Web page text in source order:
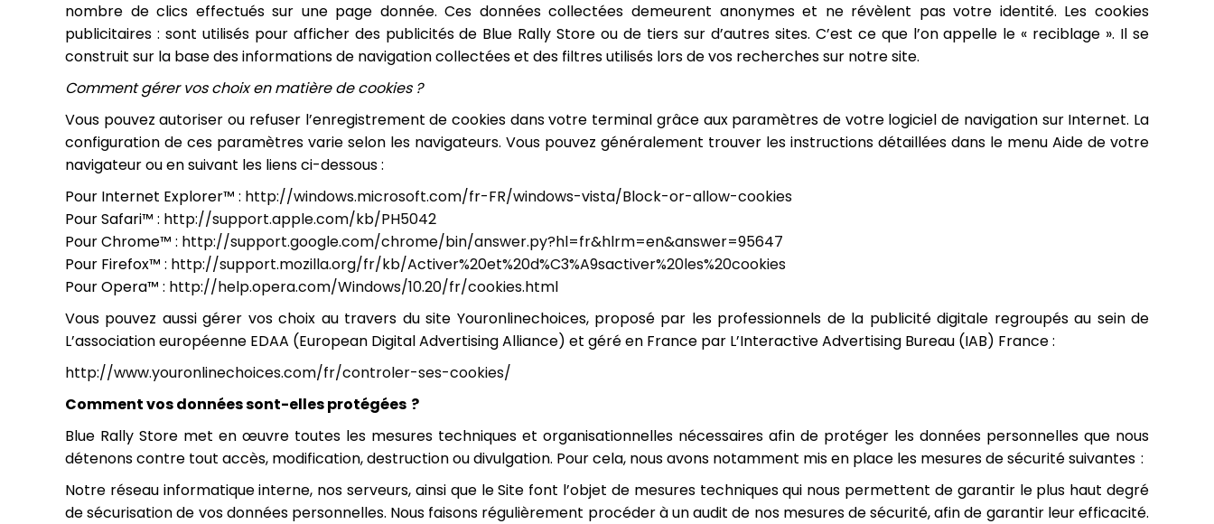
nombre de clics effectués sur une page donnée. Ces données collectées demeurent anonymes et ne révèlent pas votre identité. Les cookies
publicitaires : sont utilisés pour afficher des publicités de Blue Rally Store ou de tiers sur d’autres sites. C’est ce que l’on appelle le « reciblage ». Il se
construit sur la base des informations de navigation collectées et des filtres utilisés lors de vos recherches sur notre site.
Comment gérer vos choix en matière de cookies ?
Vous pouvez autoriser ou refuser l’enregistrement de cookies dans votre terminal grâce aux paramètres de votre logiciel de navigation sur Internet. La
configuration de ces paramètres varie selon les navigateurs. Vous pouvez généralement trouver les instructions détaillées dans le menu Aide de votre
navigateur ou en suivant les liens ci-dessous :
Pour Internet Explorer™ : http://windows.microsoft.com/fr-FR/windows-vista/Block-or-allow-cookies
Pour Safari™ : http://support.apple.com/kb/PH5042
Pour Chrome™ : http://support.google.com/chrome/bin/answer.py?hl=fr&hlrm=en&answer=95647
Pour Firefox™ : http://support.mozilla.org/fr/kb/Activer%20et%20d%C3%A9sactiver%20les%20cookies
Pour Opera™ : http://help.opera.com/Windows/10.20/fr/cookies.html
Vous pouvez aussi gérer vos choix au travers du site Youronlinechoices, proposé par les professionnels de la publicité digitale regroupés au sein de
L’association européenne EDAA (European Digital Advertising Alliance) et géré en France par L’Interactive Advertising Bureau (IAB) France :
http://www.youronlinechoices.com/fr/controler-ses-cookies/
Comment vos données sont-elles protégées ?
Blue Rally Store met en œuvre toutes les mesures techniques et organisationnelles nécessaires afin de protéger les données personnelles que nous
détenons contre tout accès, modification, destruction ou divulgation. Pour cela, nous avons notamment mis en place les mesures de sécurité suivantes :
Notre réseau informatique interne, nos serveurs, ainsi que le Site font l’objet de mesures techniques qui nous permettent de garantir le plus haut degré
de sécurisation de vos données personnelles. Nous faisons régulièrement procéder à un audit de nos mesures de sécurité, afin de garantir leur efficacité.